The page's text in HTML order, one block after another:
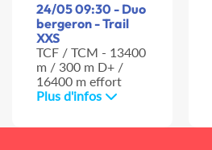
24/05 09:30 - Duo
bergeron - Trail
XXS
TCF / TCM - 13400
m / 300 m D+ /
16400 m effort
Plus d'infos